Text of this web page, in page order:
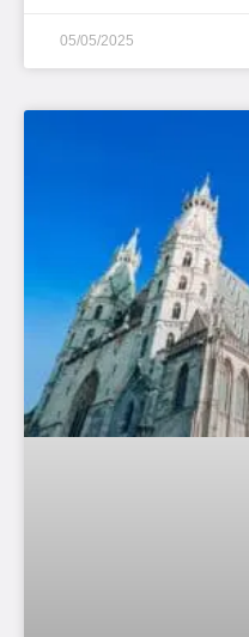
05/05/2025